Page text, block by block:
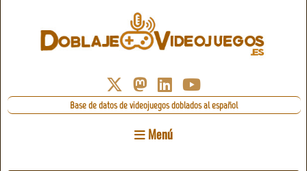
Base de datos de videojuegos doblados al español
Menú